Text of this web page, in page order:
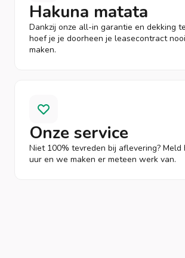
Hakuna matata
Dankzij onze all-in garantie en dekking
hoef je je doorheen je leasecontract
maken.
Onze service
Niet 100% tevreden bij aflevering? Meld
uur en we maken er meteen werk van.